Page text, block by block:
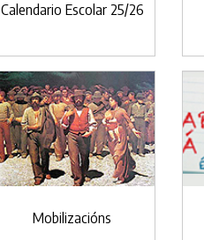
Calendario Escolar 25/26
Mobilizacións